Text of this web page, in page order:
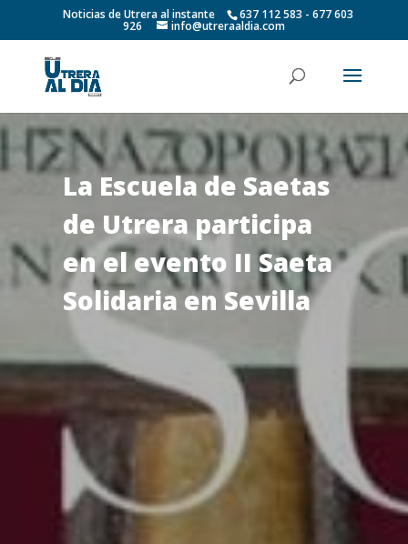
Noticias de Utrera al instante 637 112 583 - 677 603
926 info@utreraaldia.com
La Escuela de Saetas
de Utrera participa
en el evento II Saeta
Solidaria en Sevilla